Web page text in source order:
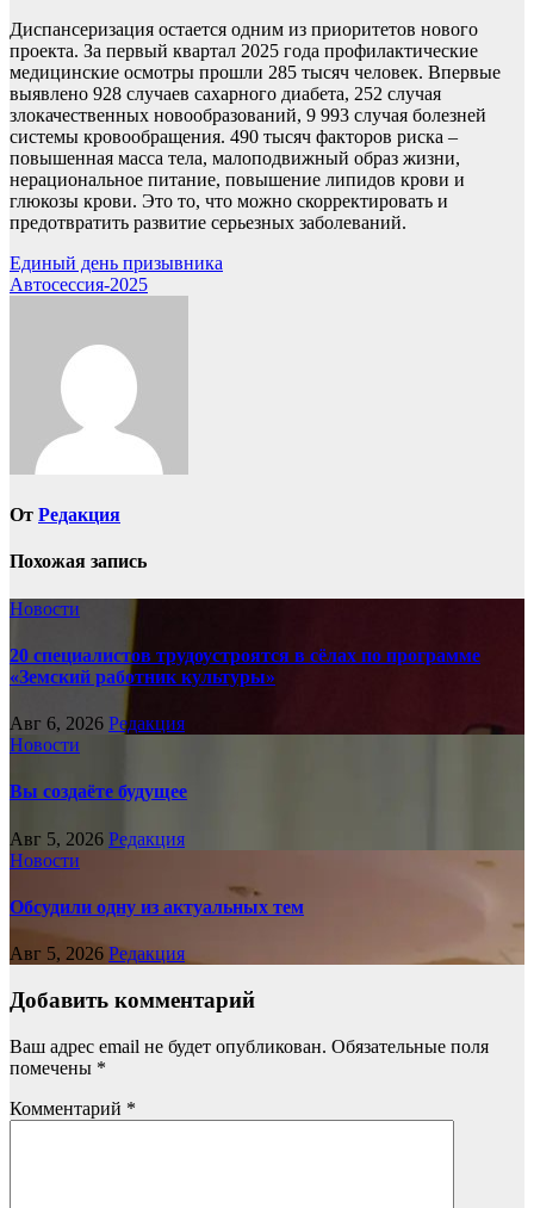
Диспансеризация остается одним из приоритетов нового
проекта. За первый квартал 2025 года профилактические
медицинские осмотры прошли 285 тысяч человек. Впервые
выявлено 928 случаев сахарного диабета, 252 случая
злокачественных новообразований, 9 993 случая болезней
системы кровообращения. 490 тысяч факторов риска –
повышенная масса тела, малоподвижный образ жизни,
нерациональное питание, повышение липидов крови и
глюкозы крови. Это то, что можно скорректировать и
предотвратить развитие серьезных заболеваний.
Навигация
по
Единый день призывника
Автосессия-2025
От Редакция
Похожая запись
Новости
20 специалистов трудоустроятся в сёлах по программе
«Земский работник культуры»
Авг 6, 2026 Редакция
Новости
Вы создаёте будущее
Авг 5, 2026 Редакция
Новости
Обсудили одну из актуальных тем
Авг 5, 2026 Редакция
Добавить комментарий
Ваш адрес email не будет опубликован. Обязательные поля
помечены *
Комментарий *